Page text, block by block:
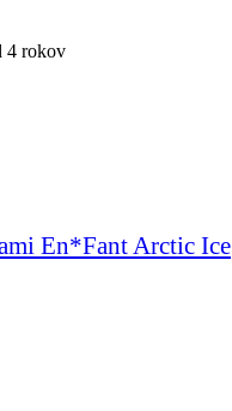
4 rokov
En*Fant Arctic Ice